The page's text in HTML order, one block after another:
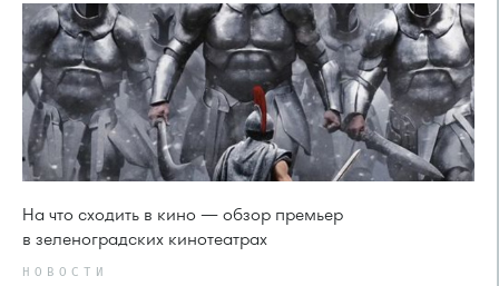
На что сходить в кино — обзор премьер
в зеленоградских кинотеатрах
НОВОСТИ